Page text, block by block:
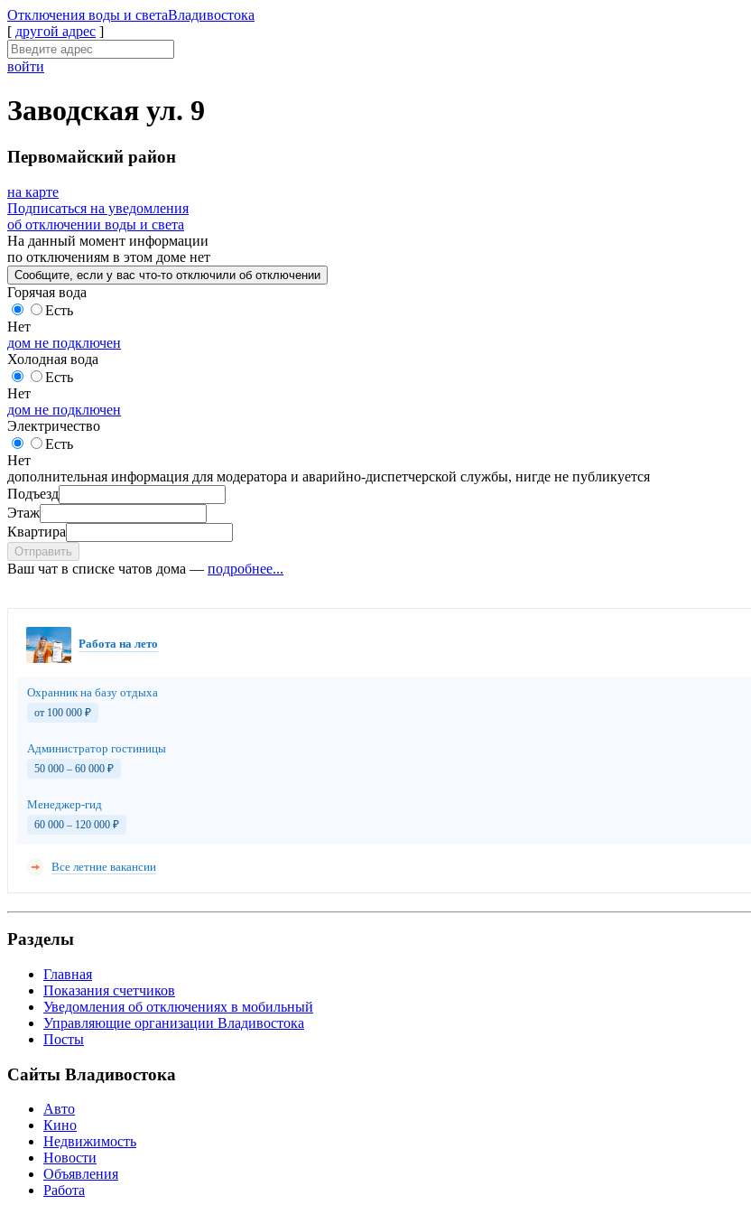
Отключения воды и светаВладивостока
[ другой адрес ]
войти
Заводская ул. 9
Первомайский район
на карте
Подписаться на уведомления
об отключении воды и света
На данный момент информации
по отключениям в этом доме нет
Сообщите , если у вас что-то отключили об отключении
Горячая вода
Есть
Нет
дом не подключен
Холодная вода
Есть
Нет
дом не подключен
Электричество
Есть
Нет
дополнительная информация для модератора и аварийно-диспетчерской службы, нигде не публикуется
Подъезд
Этаж
Квартира
Отправить
Ваш чат в списке чатов дома — подробнее...
Работа на лето
Охранник на базу отдыха
от 100 000 ₽
Администратор гостиницы
50 000 – 60 000 ₽
Менеджер-гид
60 000 – 120 000 ₽
Все летние вакансии
Разделы
Главная
Показания счетчиков
Уведомления об отключениях в мобильный
Управляющие организации Владивостока
Посты
Сайты Владивостока
Авто
Кино
Недвижимость
Новости
Объявления
Работа